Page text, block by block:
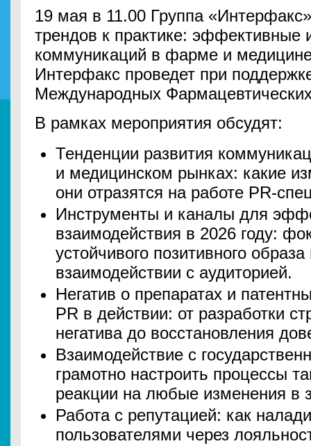
19 мая в 11.00 Группа
трендов к практике: эффективные
коммуникаций в фарме и
Интерфакс проведет при
Международных
В рамках мероприятия обсудят:
Тенденции развития
и медицинском рынках: какие
они отразятся на работе PR-
Инструменты и каналы для
взаимодействия в 2026 году:
устойчивого позитивного
взаимодействии с аудиторией.
Негатив о препаратах и
PR в действии: от разработки
негатива до восстановления
Взаимодействие с
грамотно настроить процессы
реакции на любые изменения в
Работа с репутацией: как
пользователями через